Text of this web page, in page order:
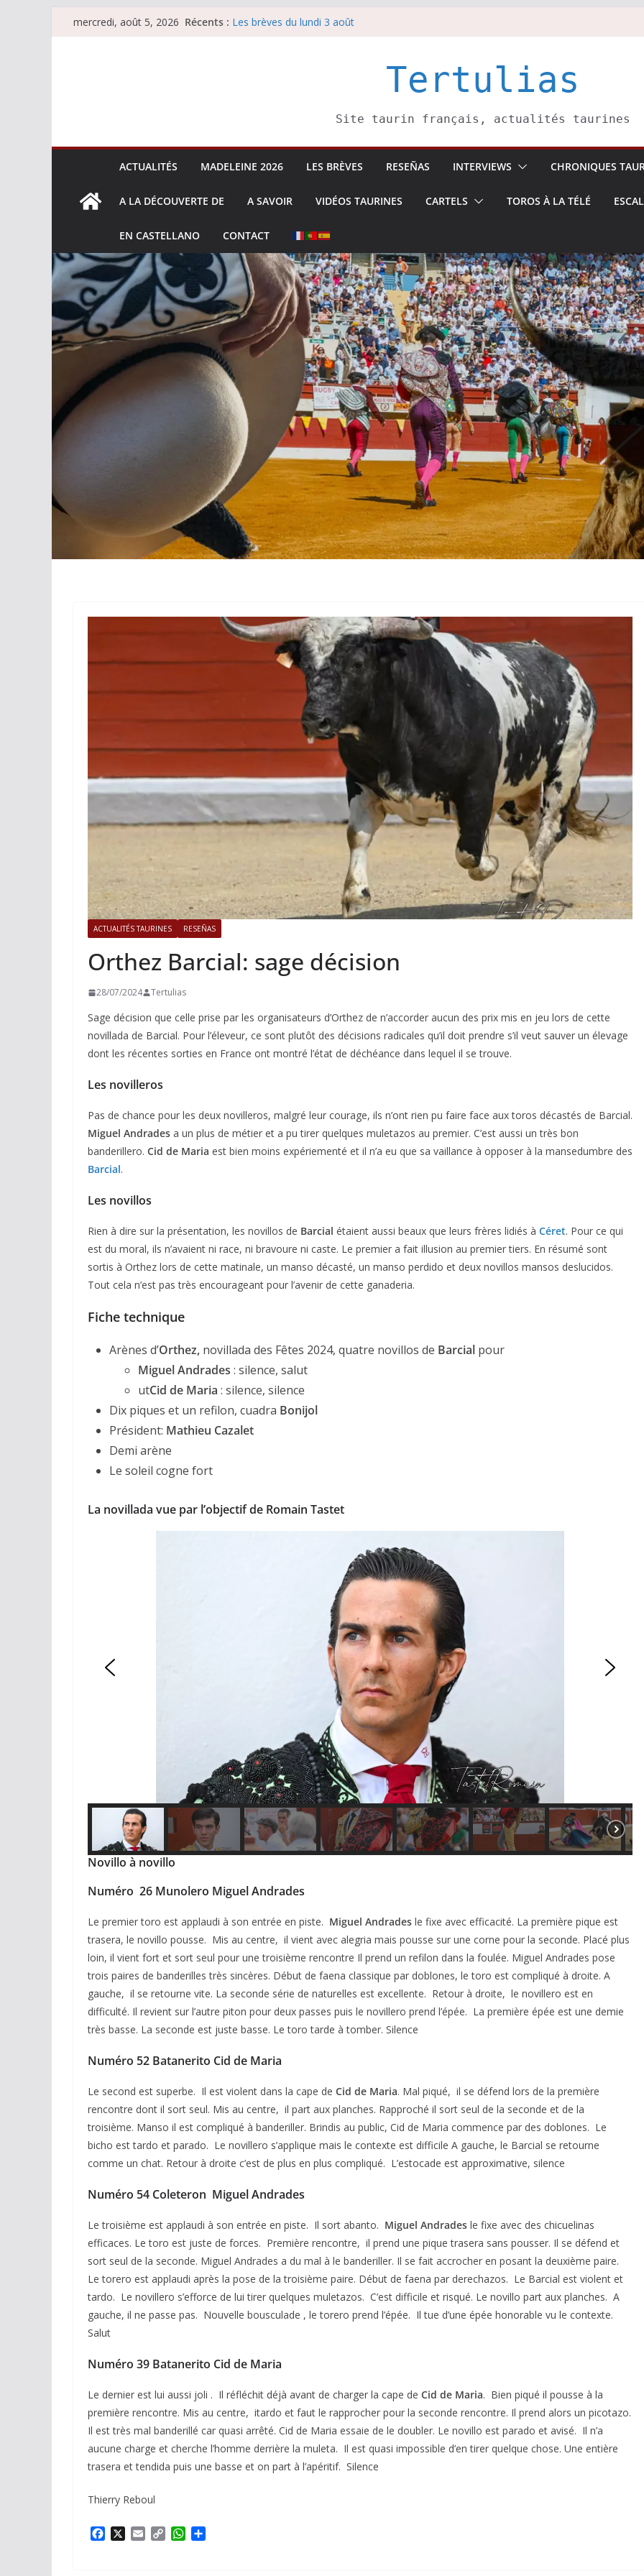
Passermercredi, août 5, 2026 Récents : Les brèves du lundi 3 août
Tertulias
Site taurin français, actualités taurines
ACTUALITÉS MADELEINE 2026 LES BRÈVES RESEÑAS INTERVIEWS CHRONIQUES
A LA DÉCOUVERTE DE A SAVOIR VIDÉOS TAURINES CARTELS TOROS À LA TÉLÉ
EN CASTELLANO CONTACT
ACTUALITÉS TAURINES RESEÑAS
Orthez Barcial: sage décision
28/07/2024 Tertulias
Sage décision que celle prise par les organisateurs d’Orthez de n’accorder aucun des prix mis en jeu lors de cette
novillada de Barcial. Pour l’éleveur, ce sont plutôt des décisions radicales qu’il doit prendre s’il veut sauver un élevage
dont les récentes sorties en France ont montré l’état de déchéance dans lequel il se trouve.
Les novilleros
Pas de chance pour les deux novilleros, malgré leur courage, ils n’ont rien pu faire face aux toros décastés de Barcial.
Miguel Andrades a un plus de métier et a pu tirer quelques muletazos au premier. C’est aussi un très bon
banderillero. Cid de Maria est bien moins expériementé et il n’a eu que sa vaillance à opposer à la mansedumbre des
Barcial.
Les novillos
Rien à dire sur la présentation, les novillos de Barcial étaient aussi beaux que leurs frères lidiés à Céret. Pour ce qui
est du moral, ils n’avaient ni race, ni bravoure ni caste. Le premier a fait illusion au premier tiers. En résumé sont
sortis à Orthez lors de cette matinale, un manso décasté, un manso perdido et deux novillos mansos deslucidos.
Tout cela n’est pas très encourageant pour l’avenir de cette ganaderia.
Fiche technique
Arènes d’Orthez, novillada des Fêtes 2024, quatre novillos de Barcial pour
Miguel Andrades : silence, salut
utCid de Maria : silence, silence
Dix piques et un refilon, cuadra Bonijol
Président: Mathieu Cazalet
Demi arène
Le soleil cogne fort
La novillada vue par l’objectif de Romain Tastet
Novillo à novillo
Numéro 26 Munolero Miguel Andrades
Le premier toro est applaudi à son entrée en piste. Miguel Andrades le fixe avec efficacité. La première pique est
trasera, le novillo pousse. Mis au centre, il vient avec alegria mais pousse sur une corne pour la seconde. Placé plus
loin, il vient fort et sort seul pour une troisième rencontre Il prend un refilon dans la foulée. Miguel Andrades pose
trois paires de banderilles très sincères. Début de faena classique par doblones, le toro est compliqué à droite. A
gauche, il se retourne vite. La seconde série de naturelles est excellente. Retour à droite, le novillero est en
difficulté. Il revient sur l’autre piton pour deux passes puis le novillero prend l’épée. La première épée est une demie
très basse. La seconde est juste basse. Le toro tarde à tomber. Silence
Numéro 52 Batanerito Cid de Maria
Le second est superbe. Il est violent dans la cape de Cid de Maria. Mal piqué, il se défend lors de la première
rencontre dont il sort seul. Mis au centre, il part aux planches. Rapproché il sort seul de la seconde et de la
troisième. Manso il est compliqué à banderiller. Brindis au public, Cid de Maria commence par des doblones. Le
bicho est tardo et parado. Le novillero s’applique mais le contexte est difficile A gauche, le Barcial se retourne
comme un chat. Retour à droite c’est de plus en plus compliqué. L’estocade est approximative, silence
Numéro 54 Coleteron Miguel Andrades
Le troisième est applaudi à son entrée en piste. Il sort abanto. Miguel Andrades le fixe avec des chicuelinas
efficaces. Le toro est juste de forces. Première rencontre, il prend une pique trasera sans pousser. Il se défend et
sort seul de la seconde. Miguel Andrades a du mal à le banderiller. Il se fait accrocher en posant la deuxième paire.
Le torero est applaudi après la pose de la troisième paire. Début de faena par derechazos. Le Barcial est violent et
tardo. Le novillero s’efforce de lui tirer quelques muletazos. C’est difficile et risqué. Le novillo part aux planches. A
gauche, il ne passe pas. Nouvelle bousculade , le torero prend l’épée. Il tue d’une épée honorable vu le contexte.
Salut
Numéro 39 Batanerito Cid de Maria
Le dernier est lui aussi joli . Il réfléchit déjà avant de charger la cape de Cid de Maria. Bien piqué il pousse à la
première rencontre. Mis au centre, itardo et faut le rapprocher pour la seconde rencontre. Il prend alors un picotazo.
Il est très mal banderillé car quasi arrêté. Cid de Maria essaie de le doubler. Le novillo est parado et avisé. Il n’a
aucune charge et cherche l’homme derrière la muleta. Il est quasi impossible d’en tirer quelque chose. Une entière
trasera et tendida puis une basse et on part à l’apéritif. Silence
Thierry Reboul
W
ACTUALITÉS TAURINES PHOTOS TAURINES 2026
Istres, l’ouverture en
ACTUALITÉS TAURINES PHOTOS TAURINES 2026
Bayonne, la corrida
des fêtes en photos
17/07/2026 Tertulias